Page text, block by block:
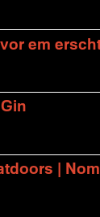
em
|